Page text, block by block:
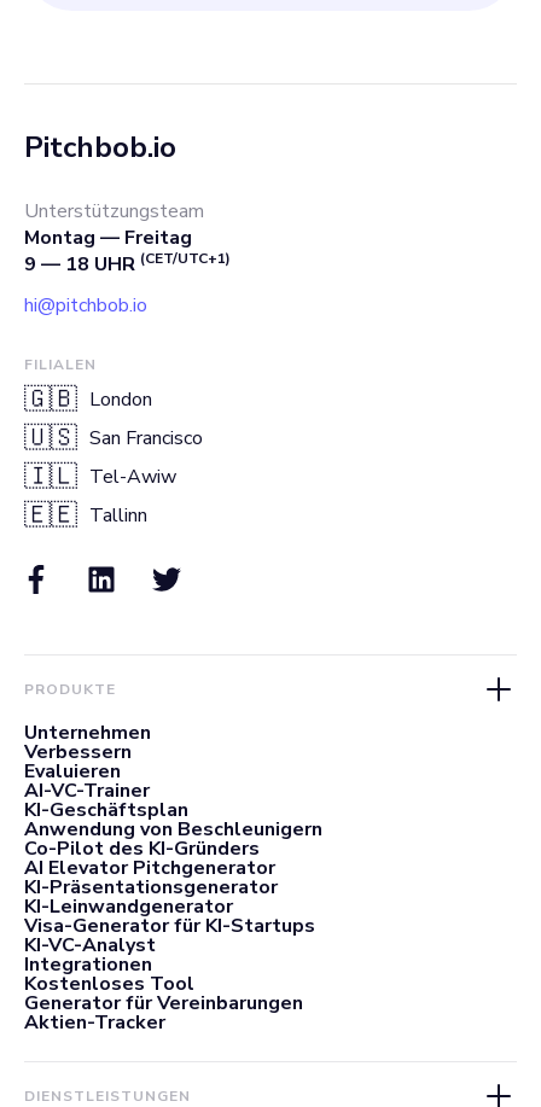
Pitchbob.io
Unterstützungsteam
Montag — Freitag
9 — 18 UHR (CET/UTC+1)
hi@pitchbob.io
FILIALEN
🇬🇧 London
🇺🇸 San Francisco
🇮🇱 Tel-Awiw
🇪🇪 Tallinn
PRODUKTE
Unternehmen
Verbessern
Evaluieren
AI-VC-Trainer
KI-Geschäftsplan
Anwendung von Beschleunigern
Co-Pilot des KI-Gründers
AI Elevator Pitchgenerator
KI-Präsentationsgenerator
KI-Leinwandgenerator
Visa-Generator für KI-Startups
KI-VC-Analyst
Integrationen
Kostenloses Tool
Generator für Vereinbarungen
Aktien-Tracker
DIENSTLEISTUNGEN